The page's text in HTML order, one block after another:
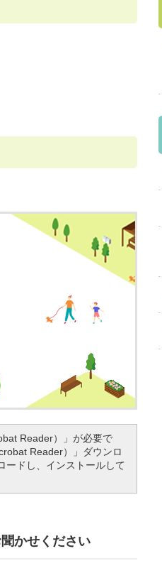
Reader）」が必要で
Reader）」ダウンロ
ードし、インストールして
かせください